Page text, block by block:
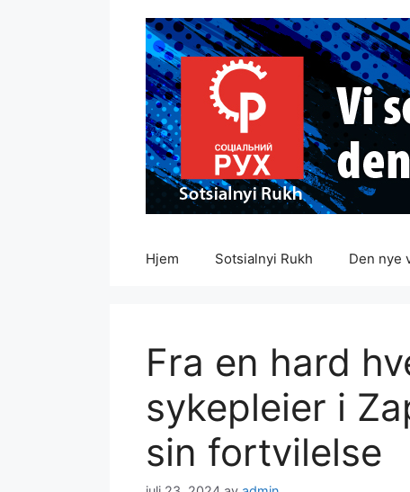
Hjem Sotsialnyi Rukh Den nye
Fra en hard
sykepleier i
sin fortvilelse